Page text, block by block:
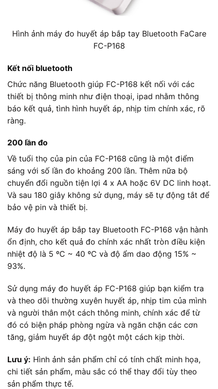
Hình ảnh máy đo huyết áp bắp tay Bluetooth FaCare
FC-P168
Kết nối bluetooth
Chức năng Bluetooth giúp FC-P168 kết nối với các
thiết bị thông minh như điện thoại, ipad nhằm thông
báo kết quả, tình hình huyết áp, nhịp tim chính xác, rõ
ràng.
200 lần đo
Về tuổi thọ của pin của FC-P168 cũng là một điểm
sáng với số lần đo khoảng 200 lần. Thêm nữa bộ
chuyển đổi nguồn tiện lợi 4 x AA hoặc 6V DC linh hoạt.
Và sau 180 giây không sử dụng, máy sẽ tự động tắt để
bảo vệ pin và thiết bị.
Máy đo huyết áp bắp tay Bluetooth FC-P168 vận hành
ổn định, cho kết quả đo chính xác nhất tròn điều kiện
nhiệt độ là 5 ºC ~ 40 ºC và độ ẩm dao động 15% ~
93%.
Sử dụng máy đo huyết áp FC-P168 giúp bạn kiểm tra
và theo dõi thường xuyên huyết áp, nhịp tim của mình
và người thân một cách thông minh, chính xác để từ
đó có biện pháp phòng ngừa và ngăn chặn các cơn
tăng, giảm huyết áp đột ngột một cách kịp thời.
Lưu ý: Hình ảnh sản phẩm chỉ có tính chất minh họa,
chi tiết sản phẩm, màu sắc có thể thay đổi tùy theo
sản phẩm thực tế.